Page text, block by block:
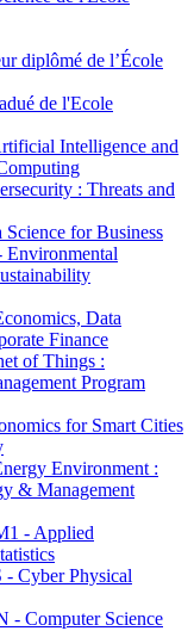
diplômé de l’École
de l'Ecole
Intelligence and
: Threats and
for Business
Data
Finance
of Things :
Program
for Smart Cities
Environment :
& Management
- Applied
Cyber Physical
- Computer Science